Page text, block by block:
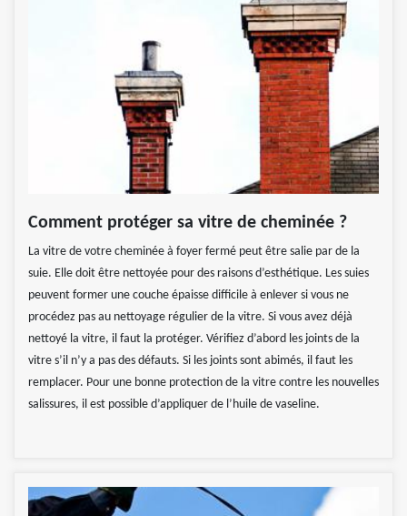
Comment protéger sa vitre de cheminée ?
La vitre de votre cheminée à foyer fermé peut être salie par de la
suie. Elle doit être nettoyée pour des raisons d’esthétique. Les suies
peuvent former une couche épaisse difficile à enlever si vous ne
procédez pas au nettoyage régulier de la vitre. Si vous avez déjà
nettoyé la vitre, il faut la protéger. Vérifiez d’abord les joints de la
vitre s’il n’y a pas des défauts. Si les joints sont abimés, il faut les
remplacer. Pour une bonne protection de la vitre contre les nouvelles
salissures, il est possible d’appliquer de l’huile de vaseline.